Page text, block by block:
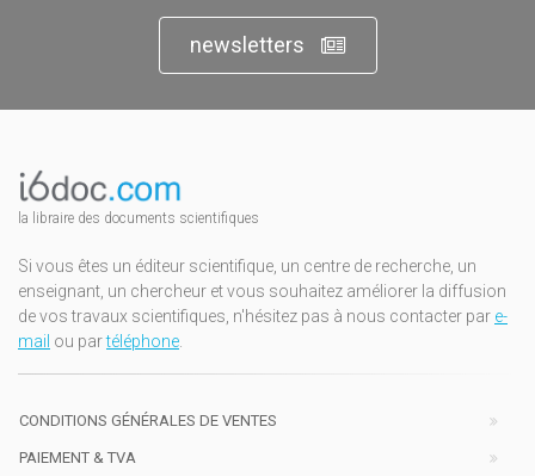
newsletters
la libraire des documents scientifiques
Si vous êtes un éditeur scientifique, un centre de recherche, un
enseignant, un chercheur et vous souhaitez améliorer la diffusion
de vos travaux scientifiques, n'hésitez pas à nous contacter par e-
mail ou partéléphone
CONDITIONS GÉNÉRALES DE VENTES
PAIEMENT & TVA